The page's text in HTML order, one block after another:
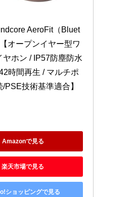
AeroFit（Bluet
オープンイヤー型ワ
ヤホン / IP57防塵防水
時間再生 / マルチポ
PSE技術基準適合】
Amazonで見る
楽天市場で見る
ショッピングで見る